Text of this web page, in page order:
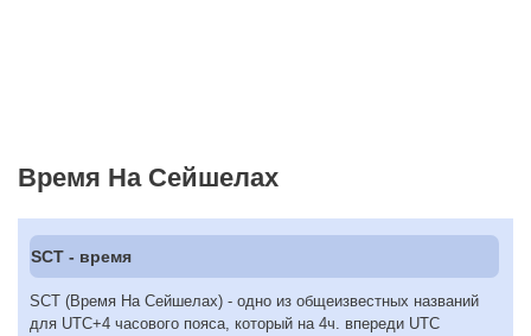
Время На Сейшелах
SCT - время
SCT (Время На Сейшелах) - одно из общеизвестных названий
для UTC+4 часового пояса, который на 4ч. впереди UTC